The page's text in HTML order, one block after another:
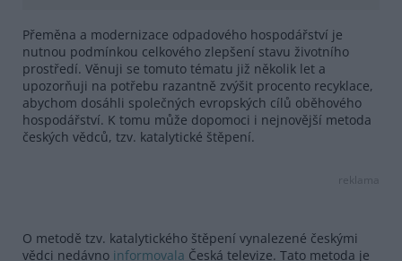
Přeměna a modernizace odpadového hospodářství je
nutnou podmínkou celkového zlepšení stavu životního
prostředí. Věnuji se tomuto tématu již několik let a
upozorňuji na potřebu razantně zvýšit procento recyklace,
abychom dosáhli společných evropských cílů oběhového
hospodářství. K tomu může dopomoci i nejnovější metoda
českých vědců, tzv. katalytické štěpení.
reklama
O metodě tzv. katalytického štěpení vynalezené českými
vědci nedávno informovala Česká televize. Tato metoda je